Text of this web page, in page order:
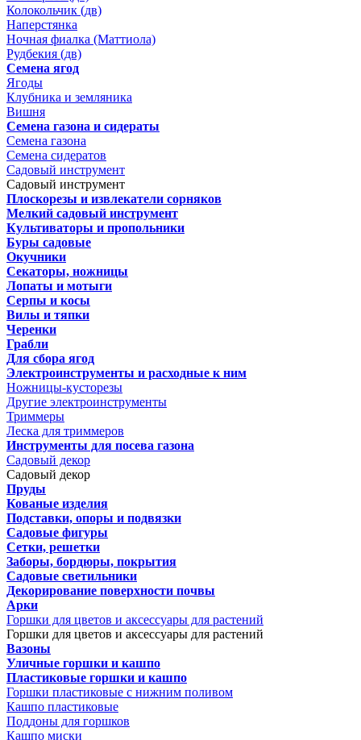
Колокольчик (дв)
Наперстянка
Ночная фиалка (Маттиола)
Рудбекия (дв)
Семена ягод
Ягоды
Клубника и земляника
Вишня
Семена газона и сидераты
Семена газона
Семена сидератов
Садовый инструмент
Садовый инструмент
Плоскорезы и извлекатели сорняков
Мелкий садовый инструмент
Культиваторы и пропольники
Буры садовые
Окучники
Секаторы, ножницы
Лопаты и мотыги
Серпы и косы
Вилы и тяпки
Черенки
Грабли
Для сбора ягод
Электроинструменты и расходные к ним
Ножницы-кусторезы
Другие электроинструменты
Триммеры
Леска для триммеров
Инструменты для посева газона
Садовый декор
Садовый декор
Пруды
Кованые изделия
Подставки, опоры и подвязки
Садовые фигуры
Сетки, решетки
Заборы, бордюры, покрытия
Садовые светильники
Декорирование поверхности почвы
Арки
Горшки для цветов и аксессуары для растений
Горшки для цветов и аксессуары для растений
Вазоны
Уличные горшки и кашпо
Пластиковые горшки и кашпо
Горшки пластиковые с нижним поливом
Кашпо пластиковые
Поддоны для горшков
Кашпо миски